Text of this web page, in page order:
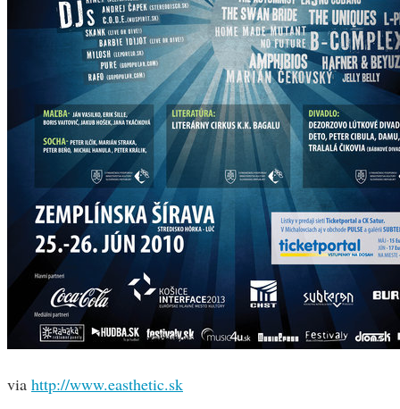
via http://www.easthetic.sk